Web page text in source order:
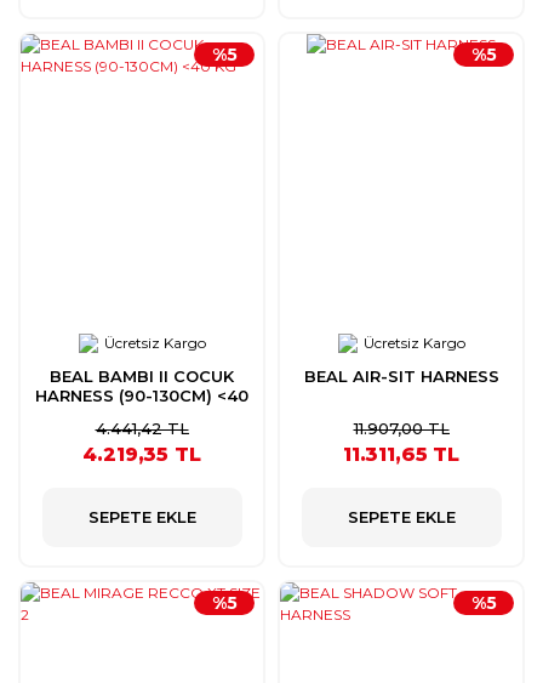
Ücretsiz Kargo
BEAL BAMBI II COCUK
HARNESS (90-130CM) <40
%5
4.441,42 TL
4.219,35 TL
SEPETE EKLE
Ücretsiz Kargo
BEAL AIR-SIT HARNESS
%5
11.907,00 TL
11.311,65 TL
SEPETE EKLE
%5 %5